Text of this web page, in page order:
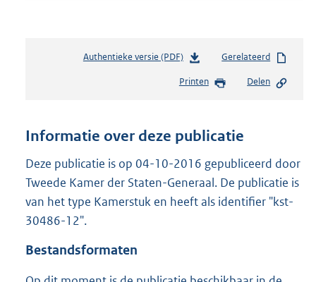
Authentieke versie (PDF)b
s
n
s
r
o
:
Gerelateerd
Printen Delen
Informatie over deze publicatie
Deze publicatie is op 04-10-2016 gepubliceerd door
Tweede Kamer der Staten-Generaal. De publicatie is
van het type Kamerstuk en heeft als identifier "kst-
30486-12".
Bestandsformaten